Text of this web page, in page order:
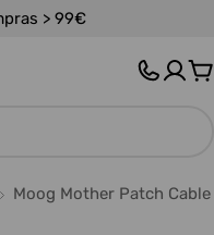
> 99€
Moog Mother Patch Cable